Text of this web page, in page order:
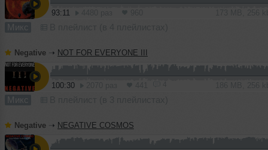
93:11
Микс
Negative ➝ NOT FOR EVERYONE III
100:30
Микс
Negative ➝ NEGATIVE COSMOS